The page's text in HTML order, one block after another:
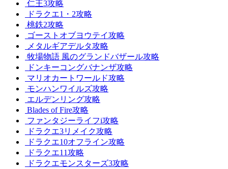
仁王3攻略
ドラクエ1・2攻略
桃鉄2攻略
ゴーストオブヨウテイ攻略
メタルギアデルタ攻略
牧場物語 風のグランドバザール攻略
ドンキーコングバナンザ攻略
マリオカートワールド攻略
モンハンワイルズ攻略
エルデンリング攻略
Blades of Fire攻略
ファンタジーライフi攻略
ドラクエ3リメイク攻略
ドラクエ10オフライン攻略
ドラクエ11攻略
ドラクエモンスターズ3攻略